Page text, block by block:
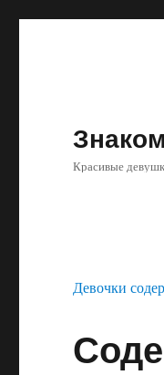
Красивые
Девочки